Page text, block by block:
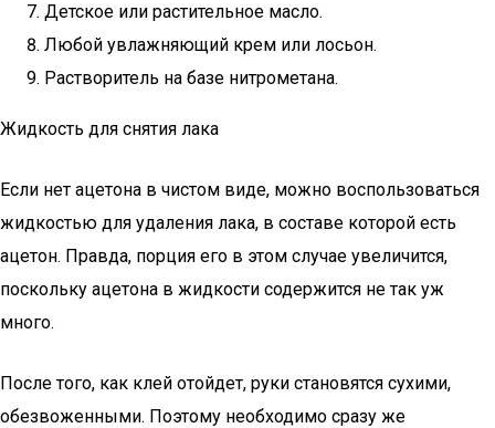
Детское или растительное масло.
Любой увлажняющий крем или лосьон.
Растворитель на базе нитрометана.
Жидкость для снятия лака
Если нет ацетона в чистом виде, можно воспользоваться
жидкостью для удаления лака, в составе которой есть
ацетон. Правда, порция его в этом случае увеличится,
поскольку ацетона в жидкости содержится не так уж
много.
После того, как клей отойдет, руки становятся сухими,
обезвоженными. Поэтому необходимо сразу же